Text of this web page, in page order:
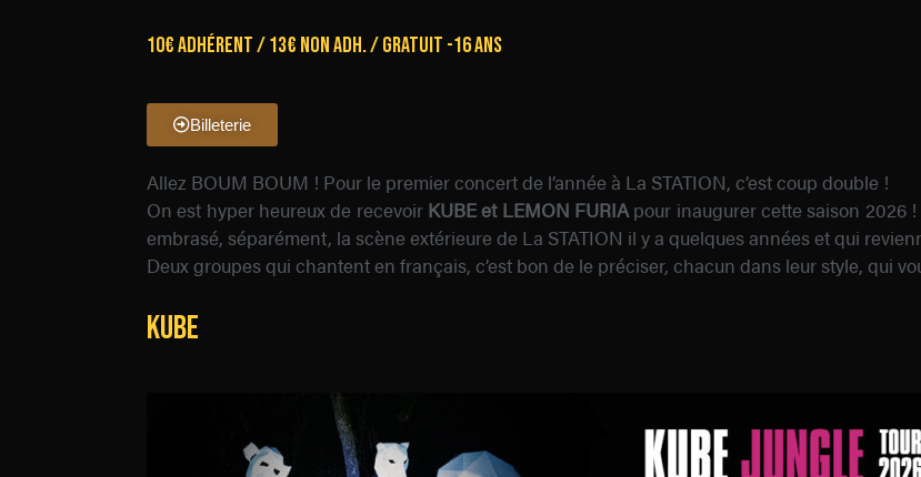
10€ Adhérent / 13€ non adh. / Gratuit -16 ans
Billeterie
Allez BOUM BOUM ! Pour le premier concert de l’année à La STATION, c’est coup double !
On est hyper heureux de recevoir KUBE et LEMON FURIApour inaugurer cette saison 2026
embrasé, séparément, la scène extérieure de La STATION il y a quelques années et qui
Deux groupes qui chantent en français, c’est bon de le préciser, chacun dans leur style, qui
KUBE